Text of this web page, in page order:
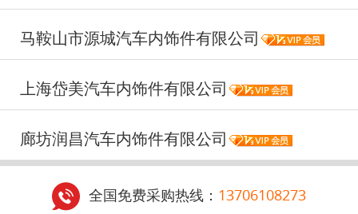
马鞍山市源城汽车内饰件有限公司
上海岱美汽车内饰件有限公司
廊坊润昌汽车内饰件有限公司
全国免费采购热线： 13706108273